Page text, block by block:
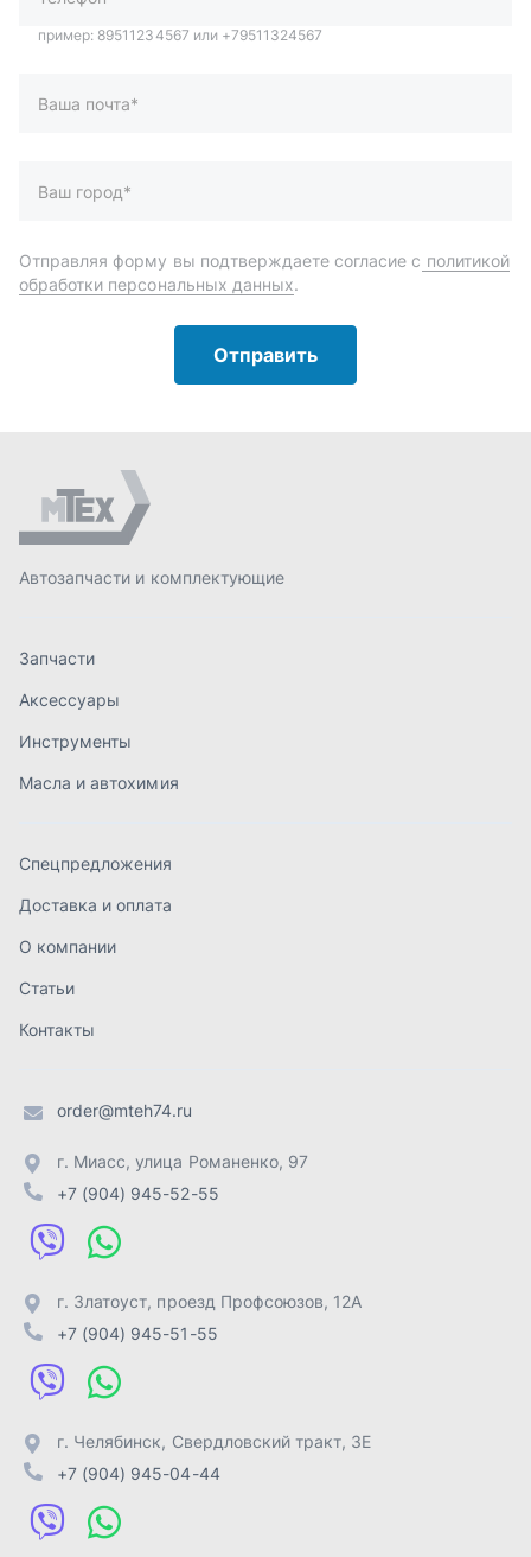
Отправить
Автозапчасти и комплектующие
Масла и автохимия
Спецпредложения
Доставка и оплата
Контакты
order@mteh74.ru
+7 (904) 945-52-55
г. Златоуст
г. Челябинск
+7 (904) 945-04-44
Отправить заявку
ИП Лахтачёв О.В.
Разработка -